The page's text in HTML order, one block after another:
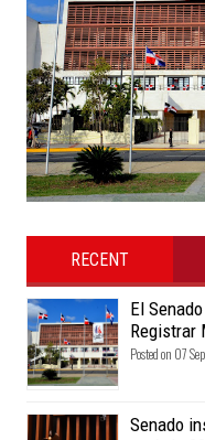
RECENT
El
Registrar
Posted on 07
Senado